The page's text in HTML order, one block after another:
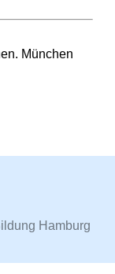
München
Hamburg